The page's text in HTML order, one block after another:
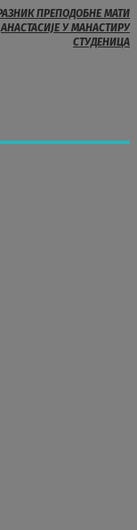
ПРЕПОДОБНЕ МАТИ
АНАСТАСИЈЕ У МАНАСТИРУ
СТУДЕНИЦА